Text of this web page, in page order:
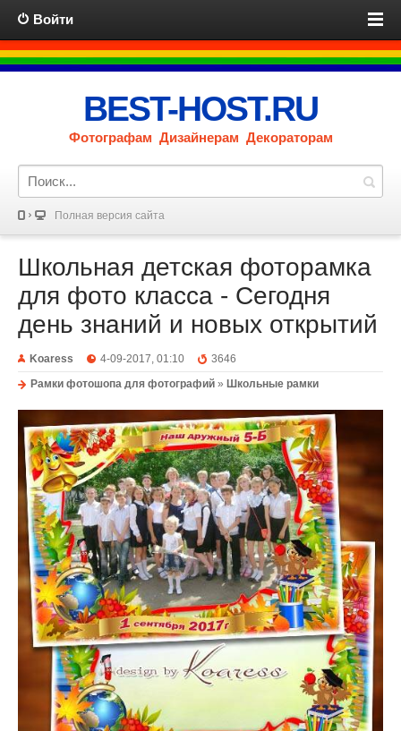
Войти
BEST-HOST.RU
Фотографам Дизайнерам Декораторам
Полная версия сайта
Школьная детская фоторамка
для фото класса - Сегодня
день знаний и новых открытий
Koaress 4-09-2017, 01:10
3646
Рамки фотошопа для фотографий » Школьные рамки